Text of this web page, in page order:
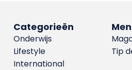
Tip
Categorieën
Onderwijs
Lifestyle
International